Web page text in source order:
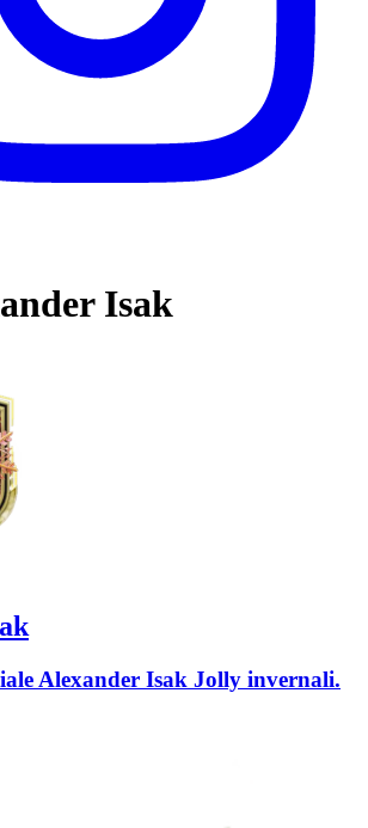
Isak
Alexander Isak Jolly invernali.